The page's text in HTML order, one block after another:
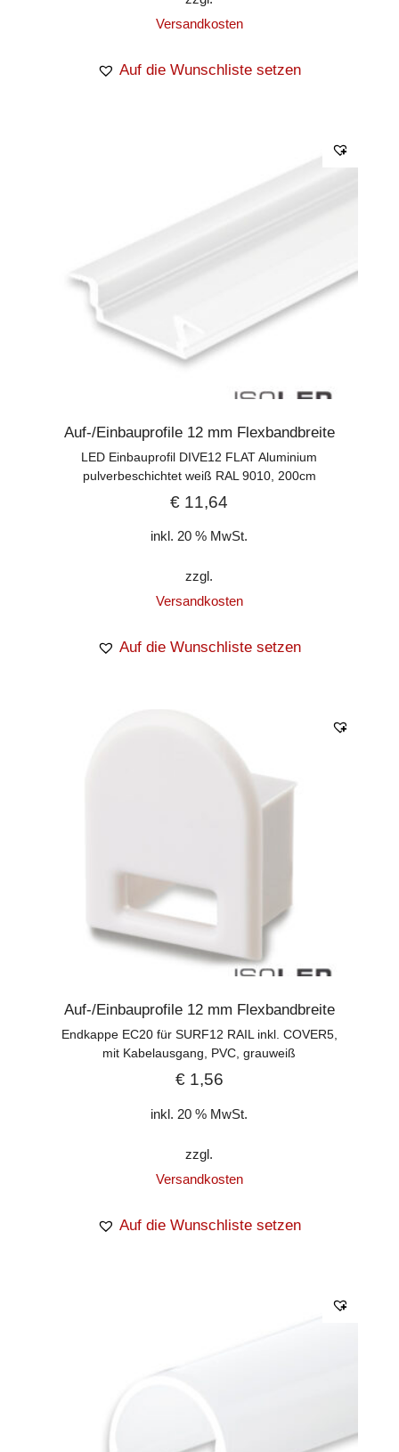
Versandkosten
Auf die Wunschliste setzen
Auf-/Einbauprofile 12 mm Flexbandbreite
LED Einbauprofil DIVE12 FLAT Aluminium
pulverbeschichtet weiß RAL 9010, 200cm
€ 11,64
inkl. 20 % MwSt.
zzgl.
Versandkosten
Auf die Wunschliste setzen
Auf-/Einbauprofile 12 mm Flexbandbreite
Endkappe EC20 für SURF12 RAIL inkl. COVER5,
mit Kabelausgang, PVC, grauweiß
€1,56
inkl. 20 % MwSt.
zzgl.
Versandkosten
Auf die Wunschliste setzen